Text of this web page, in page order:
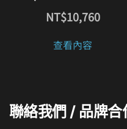
NT$10,760
查看內容
聯絡我們 / 品牌合